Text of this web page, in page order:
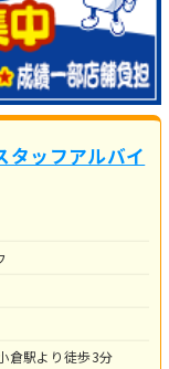
ッフアルバイ
倉駅より徒歩3分